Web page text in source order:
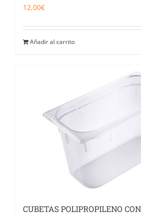
12,00€
Añadir al carrito
CUBETAS POLIPROPILENO